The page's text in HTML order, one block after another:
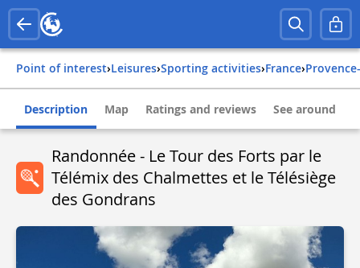
Point of interest› Leisures› Sporting activities› france›
Description Map Ratings and reviews See around
Randonnée - Le Tour des Forts par le
Télémix des Chalmettes et le Télésiège
des Gondrans